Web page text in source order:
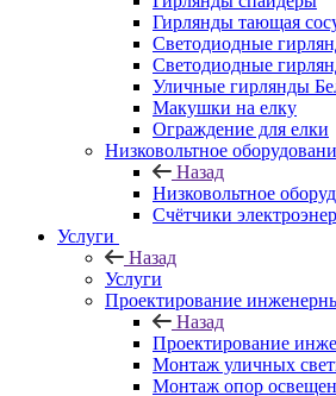
Гирлянды тающая
Светодиодные
Светодиодные
Уличные гирлянды
Макушки на елку
Ограждение для елки
Низковольтное
Назад
Низковольтное
Счётчики
Услуги
Назад
Услуги
Проектирование
Назад
Проектирование
Монтаж уличных
Монтаж опор